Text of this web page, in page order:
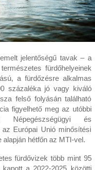
jelentőségű tavak – a
fürdőhelyeinek
a fürdőzésre alkalmas
százaléka jó vagy kiváló
felső folyásán található
figyelhető meg az utóbbi
és
Európai Unió minősítési
hétfőn az MTI-vel.
fürdővizek több mint 95
a 2022-2025 közötti